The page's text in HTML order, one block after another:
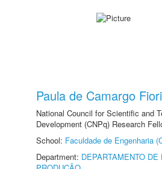
Paula de Camargo
National Council for Scientific and
Development (CNPq) Research
School: Faculdade de Engenharia
Department: DEPARTAMENTO